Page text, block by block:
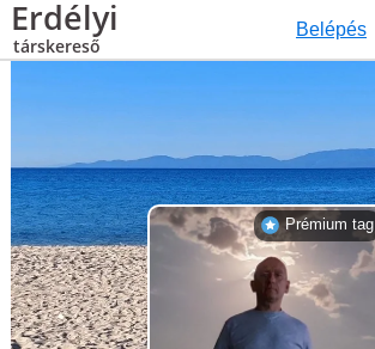
Erdélyi
társkereső
Belépés
András, 56 éves, férfi
Prémium tag